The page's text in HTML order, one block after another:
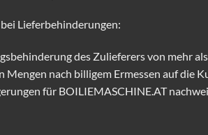
Lieferbehinderungen:
des Zulieferers von mehr
Mengen nach billigem Ermessen auf die
für BOILIEMASCHINE.AT